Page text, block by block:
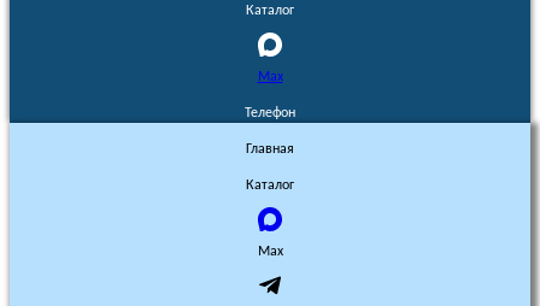
Каталог
Max
Телефон
Главная
Каталог
Max